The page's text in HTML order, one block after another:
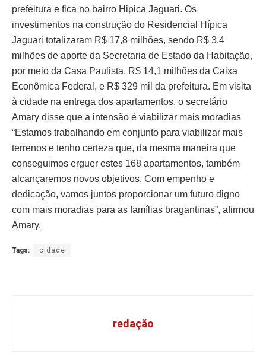
prefeitura e fica no bairro Hipica Jaguari. Os
investimentos na construção do Residencial Hípica
Jaguari totalizaram R$ 17,8 milhões, sendo R$ 3,4
milhões de aporte da Secretaria de Estado da Habitação,
por meio da Casa Paulista, R$ 14,1 milhões da Caixa
Econômica Federal, e R$ 329 mil da prefeitura. Em visita
à cidade na entrega dos apartamentos, o secretário
Amary disse que a intensão é viabilizar mais moradias
“Estamos trabalhando em conjunto para viabilizar mais
terrenos e tenho certeza que, da mesma maneira que
conseguimos erguer estes 168 apartamentos, também
alcançaremos novos objetivos. Com empenho e
dedicação, vamos juntos proporcionar um futuro digno
com mais moradias para as famílias bragantinas”, afirmou
Amary.
Tags: cidade
redação